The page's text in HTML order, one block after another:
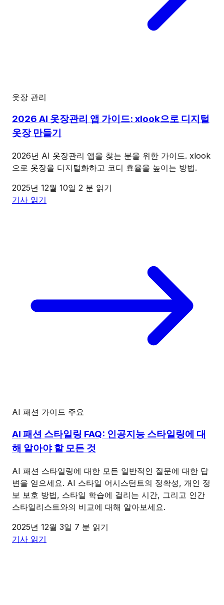
옷장 관리
2026 AI 옷장관리 앱 가이드: xlook으로 디지털
옷장 만들기
2026년 AI 옷장관리 앱을 찾는 분을 위한 가이드. xlook
으로 옷장을 디지털화하고 코디 효율을 높이는 방법.
2025년 12월 10일 2 분 읽기
기사 읽기
AI 패션 가이드 주요
AI 패션 스타일링 FAQ: 인공지능 스타일링에 대
해 알아야 할 모든 것
AI 패션 스타일링에 대한 모든 일반적인 질문에 대한 답
변을 얻으세요. AI 스타일 어시스턴트의 정확성, 개인 정
보 보호 방법, 스타일 학습에 걸리는 시간, 그리고 인간
스타일리스트와의 비교에 대해 알아보세요.
2025년 12월 3일 7 분 읽기
기사 읽기